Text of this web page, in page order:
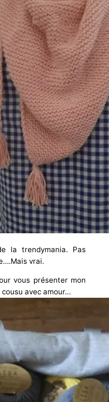
la trendymania. Pas
vrai.
vous présenter mon
avec amour…